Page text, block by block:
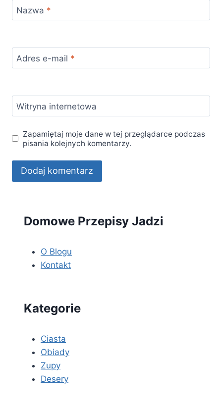
Nazwa *
Adres e-mail *
Witryna internetowa
Zapamiętaj moje dane w tej przeglądarce podczas
pisania kolejnych komentarzy.
Domowe Przepisy Jadzi
O Blogu
Kontakt
Kategorie
Ciasta
Obiady
Zupy
Desery